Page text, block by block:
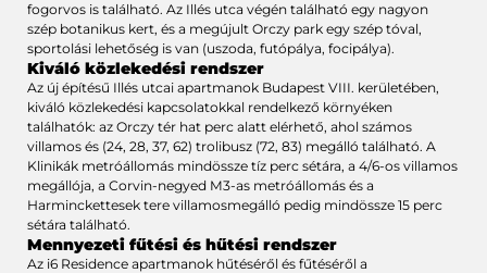
fogorvos is található. Az Illés utca végén található egy nagyon
szép botanikus kert, és a megújult Orczy park egy szép tóval,
sportolási lehetőség is van (uszoda, futópálya, focipálya).
Kiváló közlekedési rendszer
Az új építésű Illés utcai apartmanok Budapest VIII. kerületében,
kiváló közlekedési kapcsolatokkal rendelkező környéken
találhatók: az Orczy tér hat perc alatt elérhető, ahol számos
villamos és (24, 28, 37, 62) trolibusz (72, 83) megálló található. A
Klinikák metróállomás mindössze tíz perc sétára, a 4/6-os villamos
megállója, a Corvin-negyed M3-as metróállomás és a
Harminckettesek tere villamosmegálló pedig mindössze 15 perc
sétára található.
Mennyezeti fűtési és hűtési rendszer
Az i6 Residence apartmanok hűtéséről és fűtéséről a